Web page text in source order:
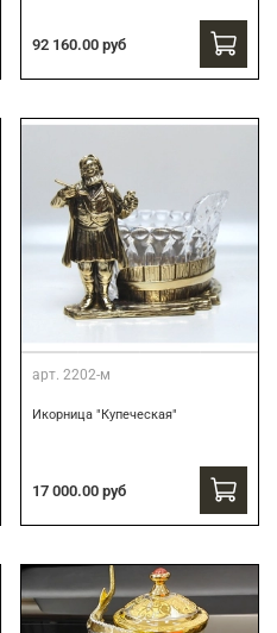
92 160.00 руб
арт. 2202-м
Икорница "Купеческая"
17 000.00 руб